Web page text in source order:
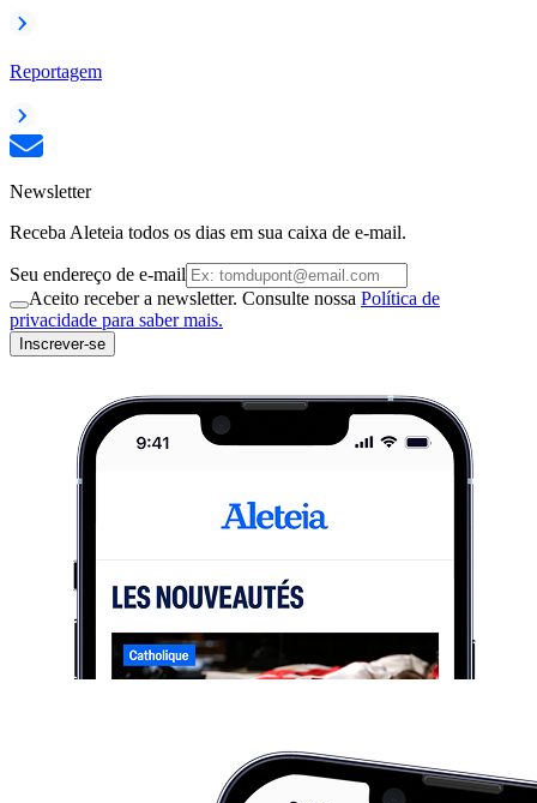
Reportagem
Newsletter
Receba Aleteia todos os dias em sua caixa de e-mail.
Seu endereço de e-mail
Aceito receber a newsletter. Consulte nossa Política de
privacidade para saber mais.
Inscrever-se